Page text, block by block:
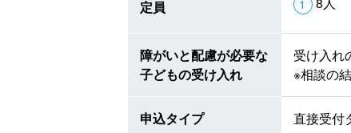
定員
障がいと配慮が必要な
子どもの受け入れ
受け入れ
※相談の
申込タイプ 直接受付